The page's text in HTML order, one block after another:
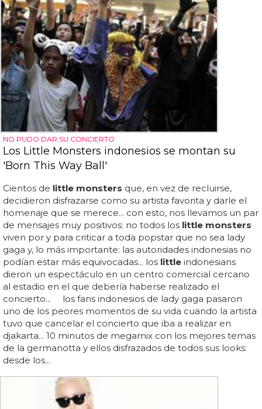
NO PUDO DAR SU CONCIERTO
Los Little Monsters indonesios se montan su
'Born This Way Ball'
Cientos de little monsters que, en vez de recluirse,
decidieron disfrazarse como su artista favorita y darle el
homenaje que se merece... con esto, nos llevamos un par
de mensajes muy positivos: no todos los little monsters
viven por y para criticar a toda popstar que no sea lady
gaga y, lo más importante: las autoridades indonesias no
podían estar más equivocadas... los little indonesians
dieron un espectáculo en un centro comercial cercano
al estadio en el que debería haberse realizado el
concierto... los fans indonesios de lady gaga pasaron
uno de los peores momentos de su vida cuando la artista
tuvo que cancelar el concierto que iba a realizar en
djakarta... 10 minutos de megamix con los mejores temas
de la germanotta y ellos disfrazados de todos sus looks:
desde los...